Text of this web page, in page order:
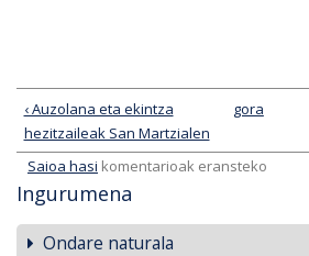
‹ Auzolana eta ekintza
hezitzaileak San Martzialen
gora
Saioa hasi komentarioak eransteko
Ingurumena
Ondare naturala